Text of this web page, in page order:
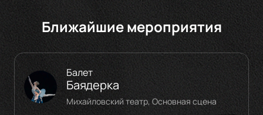
Ближайшие мероприятия
Балет
Баядерка
Михайловский театр, Основная сцена